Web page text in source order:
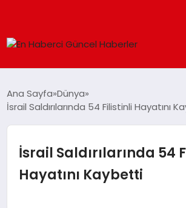
SAĞLIK
TEKNOLOJI
Ana Sayfa Dünya
İsrail Saldırılarında 54 Filistinli Hayatını
İsrail Saldırılarında 54
Hayatını Kaybetti